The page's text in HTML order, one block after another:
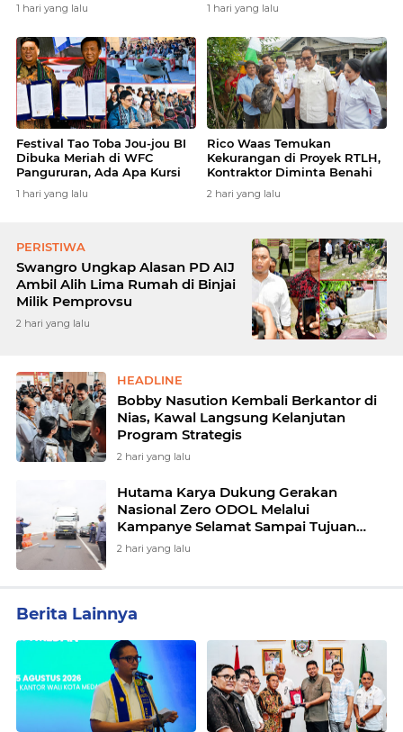
Samosir
1 hari yang lalu
Wisata
1 hari yang lalu
Festival Tao Toba Jou-jou BI
Dibuka Meriah di WFC
Pangururan, Ada Apa Kursi
1 hari yang lalu
Rico Waas Temukan
Kekurangan di Proyek RTLH,
Kontraktor Diminta Benahi
2 hari yang lalu
PERISTIWA
Swangro Ungkap Alasan PD AIJ
Ambil Alih Lima Rumah di Binjai
Milik Pemprovsu
2 hari yang lalu
HEADLINE
Bobby Nasution Kembali Berkantor di
Nias, Kawal Langsung Kelanjutan
Program Strategis
2 hari yang lalu
Hutama Karya Dukung Gerakan
Nasional Zero ODOL Melalui
Kampanye Selamat Sampai Tujuan
(SETUJU)
2 hari yang lalu
Berita Lainnya